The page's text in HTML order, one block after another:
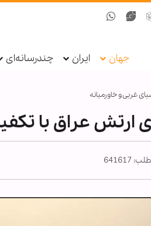
جهان ایران چندرسانه‌ای
غربی و خاورمیانه
ارتش عراق با
641617